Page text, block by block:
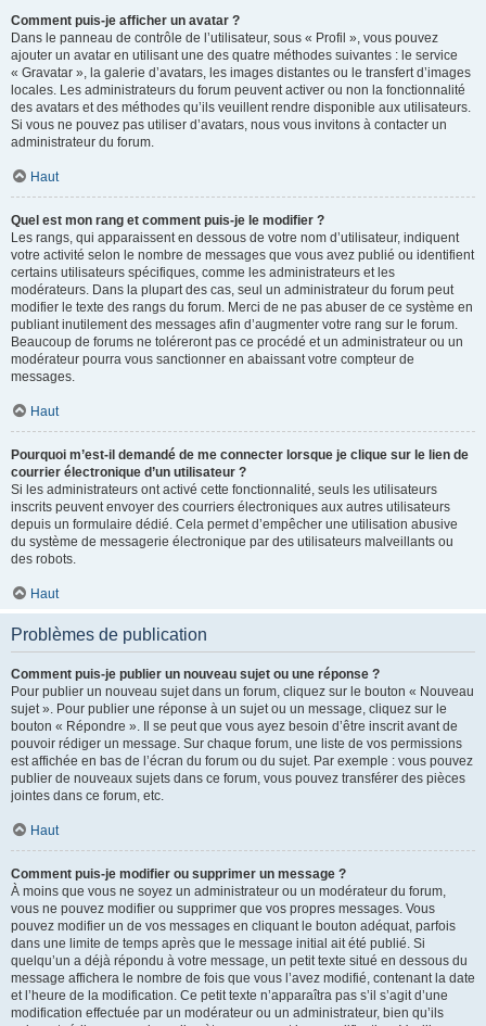
Comment puis-je afficher un avatar ?
Dans le panneau de contrôle de l’utilisateur, sous « Profil », vous pouvez
ajouter un avatar en utilisant une des quatre méthodes suivantes : le service
« Gravatar », la galerie d’avatars, les images distantes ou le transfert d’images
locales. Les administrateurs du forum peuvent activer ou non la fonctionnalité
des avatars et des méthodes qu’ils veuillent rendre disponible aux utilisateurs.
Si vous ne pouvez pas utiliser d’avatars, nous vous invitons à contacter un
administrateur du forum.
Haut
Quel est mon rang et comment puis-je le modifier ?
Les rangs, qui apparaissent en dessous de votre nom d’utilisateur, indiquent
votre activité selon le nombre de messages que vous avez publié ou identifient
certains utilisateurs spécifiques, comme les administrateurs et les
modérateurs. Dans la plupart des cas, seul un administrateur du forum peut
modifier le texte des rangs du forum. Merci de ne pas abuser de ce système en
publiant inutilement des messages afin d’augmenter votre rang sur le forum.
Beaucoup de forums ne toléreront pas ce procédé et un administrateur ou un
modérateur pourra vous sanctionner en abaissant votre compteur de
messages.
Haut
Pourquoi m’est-il demandé de me connecter lorsque je clique sur le lien de
courrier électronique d’un utilisateur ?
Si les administrateurs ont activé cette fonctionnalité, seuls les utilisateurs
inscrits peuvent envoyer des courriers électroniques aux autres utilisateurs
depuis un formulaire dédié. Cela permet d’empêcher une utilisation abusive
du système de messagerie électronique par des utilisateurs malveillants ou
des robots.
Haut
Problèmes de publication
Comment puis-je publier un nouveau sujet ou une réponse ?
Pour publier un nouveau sujet dans un forum, cliquez sur le bouton « Nouveau
sujet ». Pour publier une réponse à un sujet ou un message, cliquez sur le
bouton « Répondre ». Il se peut que vous ayez besoin d’être inscrit avant de
pouvoir rédiger un message. Sur chaque forum, une liste de vos permissions
est affichée en bas de l’écran du forum ou du sujet. Par exemple : vous pouvez
publier de nouveaux sujets dans ce forum, vous pouvez transférer des pièces
jointes dans ce forum, etc.
Haut
Comment puis-je modifier ou supprimer un message ?
À moins que vous ne soyez un administrateur ou un modérateur du forum,
vous ne pouvez modifier ou supprimer que vos propres messages. Vous
pouvez modifier un de vos messages en cliquant le bouton adéquat, parfois
dans une limite de temps après que le message initial ait été publié. Si
quelqu’un a déjà répondu à votre message, un petit texte situé en dessous du
message affichera le nombre de fois que vous l’avez modifié, contenant la date
et l’heure de la modification. Ce petit texte n’apparaîtra pas s’il s’agit d’une
modification effectuée par un modérateur ou un administrateur, bien qu’ils